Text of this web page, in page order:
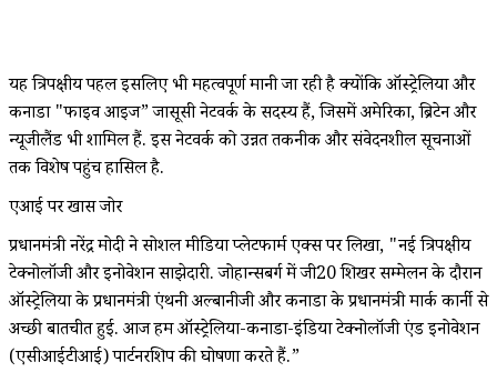
यह त्रिपक्षीय पहल इसलिए भी महत्वपूर्ण मानी जा रही है क्योंकि ऑस्ट्रेलिया और
कनाडा "फाइव आइज” जासूसी नेटवर्क के सदस्य हैं, जिसमें अमेरिका, ब्रिटेन और
न्यूजीलैंड भी शामिल हैं. इस नेटवर्क को उन्नत तकनीक और संवेदनशील सूचनाओं
तक विशेष पहुंच हासिल है.
एआई पर खास जोर
प्रधानमंत्री नरेंद्र मोदी ने सोशल मीडिया प्लेटफार्म एक्स पर लिखा, "नई त्रिपक्षीय
टेक्नोलॉजी और इनोवेशन साझेदारी. जोहान्सबर्ग में जी20 शिखर सम्मेलन के दौरान
ऑस्ट्रेलिया के प्रधानमंत्री एंथनी अल्बानीजी और कनाडा के प्रधानमंत्री मार्क कार्नी से
अच्छी बातचीत हुई. आज हम ऑस्ट्रेलिया-कनाडा-इंडिया टेक्नोलॉजी एंड इनोवेशन
(एसीआईटीआई) पार्टनरशिप की घोषणा करते हैं.”